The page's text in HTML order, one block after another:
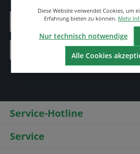
Service-Hotline
Service
Diese Website verwendet Cookies, um
Erfahrung bieten zu können. Mehr
Nur technisch notwendige
Alle Cookies